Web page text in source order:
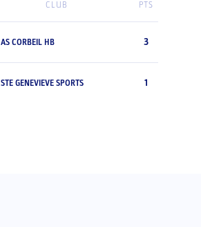
CLUB PTS
AS CORBEIL HB 3
STE GENEVIEVE SPORTS 1